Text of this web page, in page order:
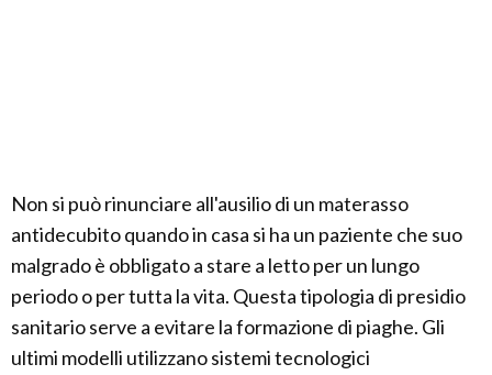
Non si può rinunciare all'ausilio di un materasso
antidecubito quando in casa si ha un paziente che suo
malgrado è obbligato a stare a letto per un lungo
periodo o per tutta la vita. Questa tipologia di presidio
sanitario serve a evitare la formazione di piaghe. Gli
ultimi modelli utilizzano sistemi tecnologici